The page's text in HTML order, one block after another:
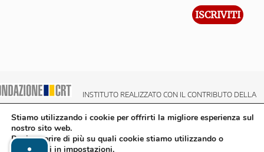
INSTITUTO REALIZZATO CON IL CONTRIBUTO DELLA
Stiamo utilizzando i cookie per offrirti la migliore esperienza sul
nostro sito web.
Puoi scoprire di più su quali cookie stiamo utilizzando o
disattivarli in impostazioni.